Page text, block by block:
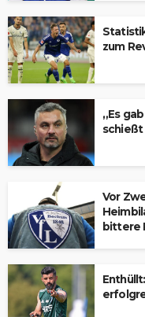
zum
„Es
schießt
Vor
bittere